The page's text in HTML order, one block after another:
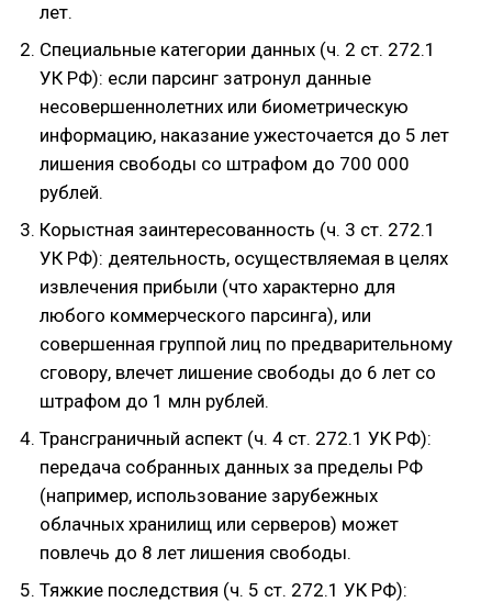
лет.
Специальные категории данных (ч. 2 ст. 272.1
УК РФ): если парсинг затронул данные
несовершеннолетних или биометрическую
информацию, наказание ужесточается до 5 лет
лишения свободы со штрафом до 700 000
рублей.
Корыстная заинтересованность (ч. 3 ст. 272.1
УК РФ): деятельность, осуществляемая в целях
извлечения прибыли (что характерно для
любого коммерческого парсинга), или
совершенная группой лиц по предварительному
сговору, влечет лишение свободы до 6 лет со
штрафом до 1 млн рублей.
Трансграничный аспект (ч. 4 ст. 272.1 УК РФ):
передача собранных данных за пределы РФ
(например, использование зарубежных
облачных хранилищ или серверов) может
повлечь до 8 лет лишения свободы.
Тяжкие последствия (ч. 5 ст. 272.1 УК РФ):